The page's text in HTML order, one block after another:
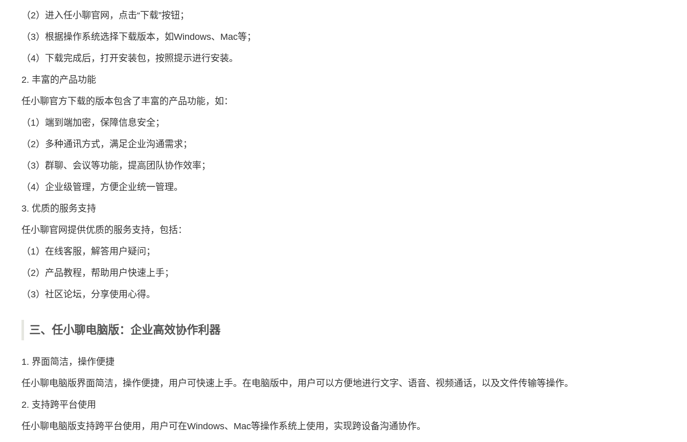
（2）进入任小聊官网，点击“下载”按钮；
（3）根据操作系统选择下载版本，如Windows、Mac等；
（4）下载完成后，打开安装包，按照提示进行安装。
2. 丰富的产品功能
任小聊官方下载的版本包含了丰富的产品功能，如：
（1）端到端加密，保障信息安全；
（2）多种通讯方式，满足企业沟通需求；
（3）群聊、会议等功能，提高团队协作效率；
（4）企业级管理，方便企业统一管理。
3. 优质的服务支持
任小聊官网提供优质的服务支持，包括：
（1）在线客服，解答用户疑问；
（2）产品教程，帮助用户快速上手；
（3）社区论坛，分享使用心得。
三、任小聊电脑版：企业高效协作利器
1. 界面简洁，操作便捷
任小聊电脑版界面简洁，操作便捷，用户可快速上手。在电脑版中，用户可以方便地进行文字、语音、视频通话，以及文件传输等操作。
2. 支持跨平台使用
任小聊电脑版支持跨平台使用，用户可在Windows、Mac等操作系统上使用，实现跨设备沟通协作。